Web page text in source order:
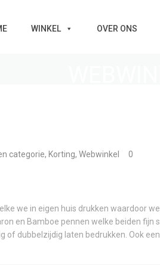
WINKEL OVER ONS
categorie, Korting, Webwinkel 0
we in eigen huis drukken waardoor
en Bamboe pennen welke beiden fijn
of dubbelzijdig laten bedrukken. Ook